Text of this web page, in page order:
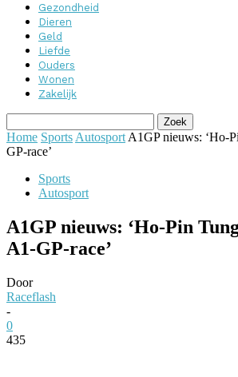
Gezondheid
Dieren
Geld
Liefde
Ouders
Wonen
Zakelijk
Home Sports Autosport A1GP nieuws: ‘Ho-
GP-race’
Sports
Autosport
A1GP nieuws: ‘Ho-Pin
A1-GP-race’
Door
Raceflash
-
0
435